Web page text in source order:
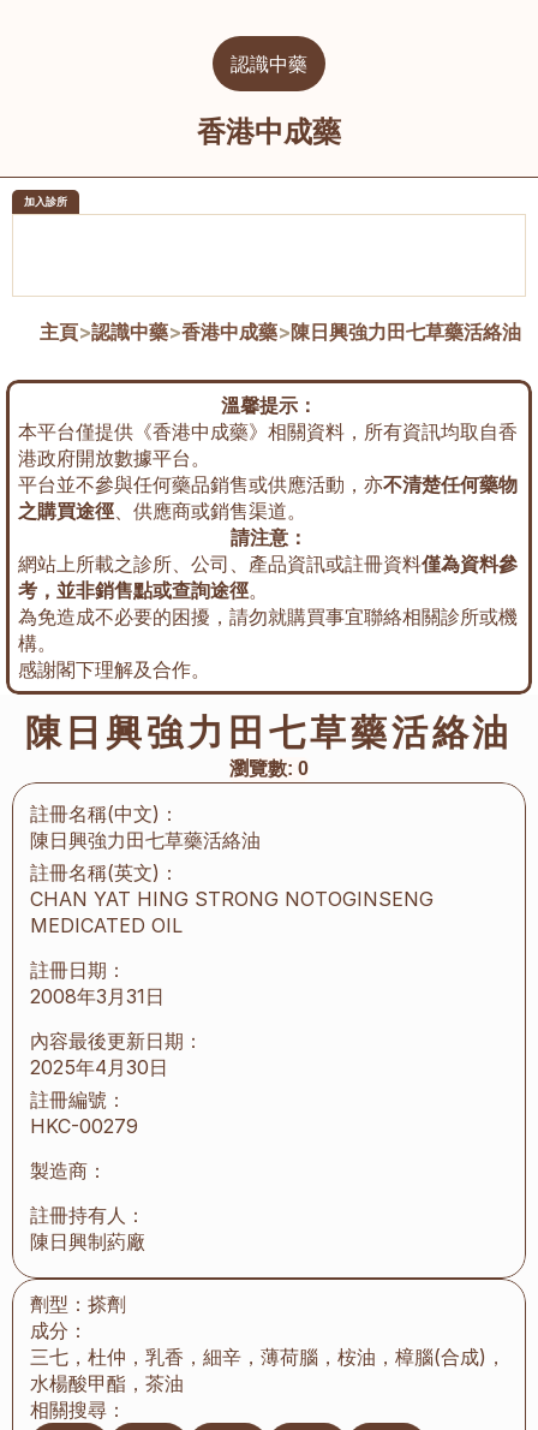
認識中藥
香港中成藥
加入診所
主頁>認識中藥>香港中成藥>陳日興強力田七草藥活絡油
溫馨提示：
本平台僅提供《香港中成藥》相關資料，所有資訊均取自香
港政府開放數據平台。
平台並不參與任何藥品銷售或供應活動，亦不清楚任何藥物
之購買途徑、供應商或銷售渠道。
請注意：
網站上所載之診所、公司、產品資訊或註冊資料僅為資料參
考，並非銷售點或查詢途徑。
為免造成不必要的困擾，請勿就購買事宜聯絡相關診所或機
構。
感謝閣下理解及合作。
陳日興強力田七草藥活絡油
瀏覽數: 0
註冊名稱(中文)：
陳日興強力田七草藥活絡油
註冊名稱(英文)：
CHAN YAT HING STRONG NOTOGINSENG
MEDICATED OIL
註冊日期：
2008年3月31日
內容最後更新日期：
2025年4月30日
註冊編號：
HKC-00279
製造商：
註冊持有人：
陳日興制葯廠
劑型： 搽劑
成分：
三七，杜仲，乳香，細辛，薄荷腦，桉油，樟腦(合成)，
水楊酸甲酯，茶油
相關搜尋：